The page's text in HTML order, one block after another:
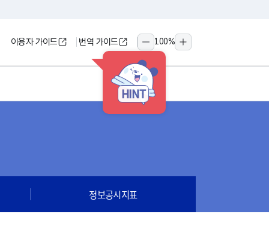
HINT
이용자 가이드 번역 가이드
축소
100%
확대
정보공시지표